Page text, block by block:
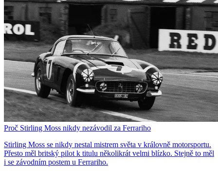
Proč Stirling Moss nikdy nezávodil za Ferrariho
Stirling Moss se nikdy nestal mistrem světa v královně motorsportu.
Přesto měl britský pilot k titulu několikrát velmi blízko. Stejně to měl
i se závodním postem u Ferrariho.